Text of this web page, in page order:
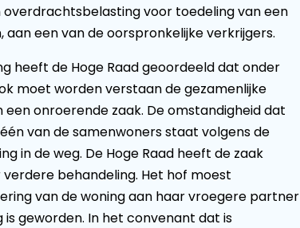
voor toedeling van een
een van de oorspronkelijke verkrijgers.
heeft de Hoge Raad geoordeeld dat onder
moet worden verstaan de gezamenlijke
onroerende zaak. De omstandigheid dat
van de samenwoners staat volgens de
in de weg. De Hoge Raad heeft de zaak
behandeling. Het hof moest
van de woning aan haar vroegere partner
geworden. In het convenant dat is